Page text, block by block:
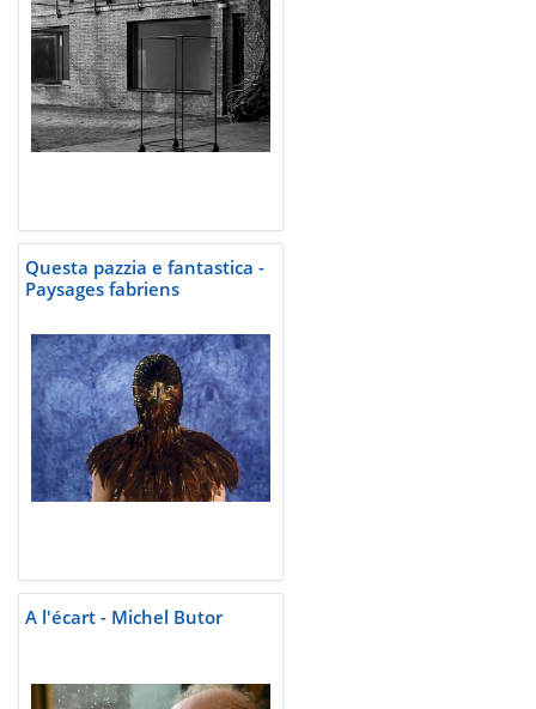
Questa pazzia e fantastica -
Paysages fabriens
A l'écart - Michel Butor